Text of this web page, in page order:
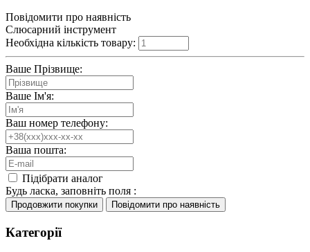
Повідомити про наявність
Слюсарний інструмент
Необхідна кількість товару:
Ваше Прізвище:
Ваше Ім'я:
Ваш номер телефону:
Ваша пошта:
Підібрати аналог
Будь ласка, заповніть поля :
Категорії